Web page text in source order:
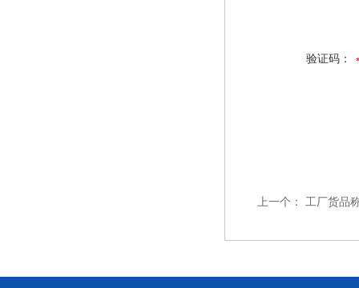
验证码：
上一个： 工厂货品